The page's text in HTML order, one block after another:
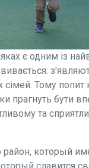
є одним із
Тому попит
прагнуть бути
та
который